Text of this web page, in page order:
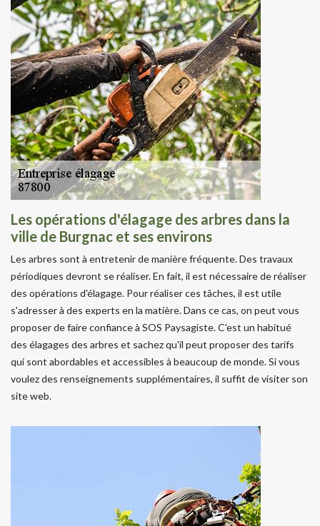
Les opérations d'élagage des arbres dans la
ville de Burgnac et ses environs
Les arbres sont à entretenir de manière fréquente. Des travaux
périodiques devront se réaliser. En fait, il est nécessaire de réaliser
des opérations d'élagage. Pour réaliser ces tâches, il est utile
s'adresser à des experts en la matière. Dans ce cas, on peut vous
proposer de faire confiance à SOS Paysagiste. C'est un habitué
des élagages des arbres et sachez qu'il peut proposer des tarifs
qui sont abordables et accessibles à beaucoup de monde. Si vous
voulez des renseignements supplémentaires, il suffit de visiter son
site web.